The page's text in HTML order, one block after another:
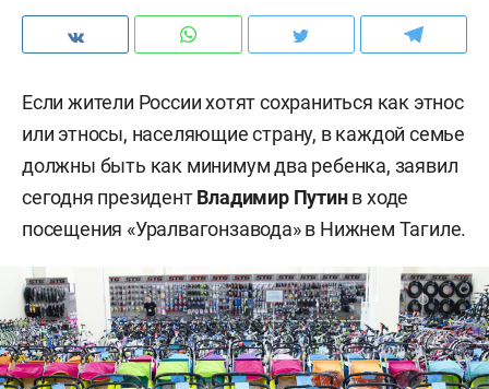
Если жители России хотят сохраниться как этнос
или этносы, населяющие страну, в каждой семье
должны быть как минимум два ребенка, заявил
сегодня президентВладимир Путинв ходе
посещения «Уралвагонзавода» в Нижнем Тагиле.